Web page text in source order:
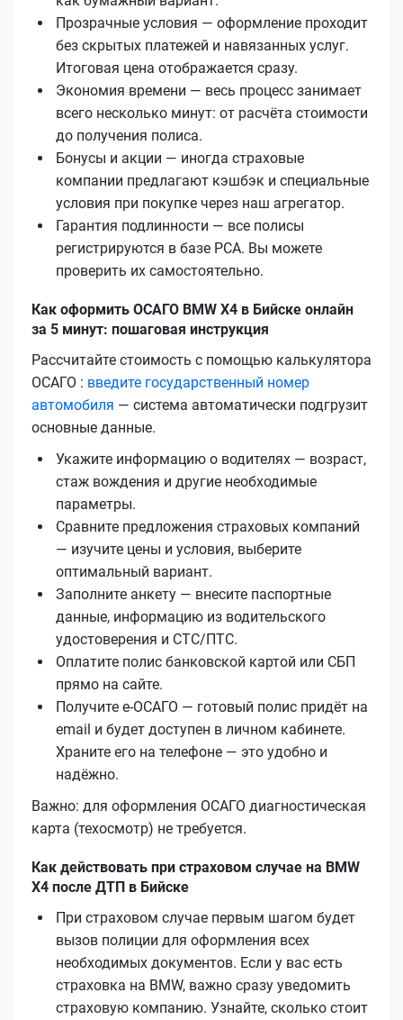
Прозрачные условия — оформление проходит
без скрытых платежей и навязанных услуг.
Итоговая цена отображается сразу.
Экономия времени — весь процесс занимает
всего несколько минут: от расчёта стоимости
до получения полиса.
Бонусы и акции — иногда страховые
компании предлагают кэшбэк и специальные
условия при покупке через наш агрегатор.
Гарантия подлинности — все полисы
регистрируются в базе РСА. Вы можете
проверить их самостоятельно.
Как оформить ОСАГО BMW X4 в Бийске онлайн
за 5 минут: пошаговая инструкция
Рассчитайте стоимость с помощью калькулятора
ОСАГО : введите государственный номер
автомобиля — система автоматически подгрузит
основные данные.
Укажите информацию о водителях — возраст,
стаж вождения и другие необходимые
параметры.
Сравните предложения страховых компаний
— изучите цены и условия, выберите
оптимальный вариант.
Заполните анкету — внесите паспортные
данные, информацию из водительского
удостоверения и СТС/ПТС.
Оплатите полис банковской картой или СБП
прямо на сайте.
Получите е‑ОСАГО — готовый полис придёт на
email и будет доступен в личном кабинете.
Храните его на телефоне — это удобно и
надёжно.
Важно: для оформления ОСАГО диагностическая
карта (техосмотр) не требуется.
Как действовать при страховом случае на BMW
X4 после ДТП в Бийске
При страховом случае первым шагом будет
вызов полиции для оформления всех
необходимых документов. Если у вас есть
страховка на BMW, важно сразу уведомить
страховую компанию. Узнайте, сколько стоит